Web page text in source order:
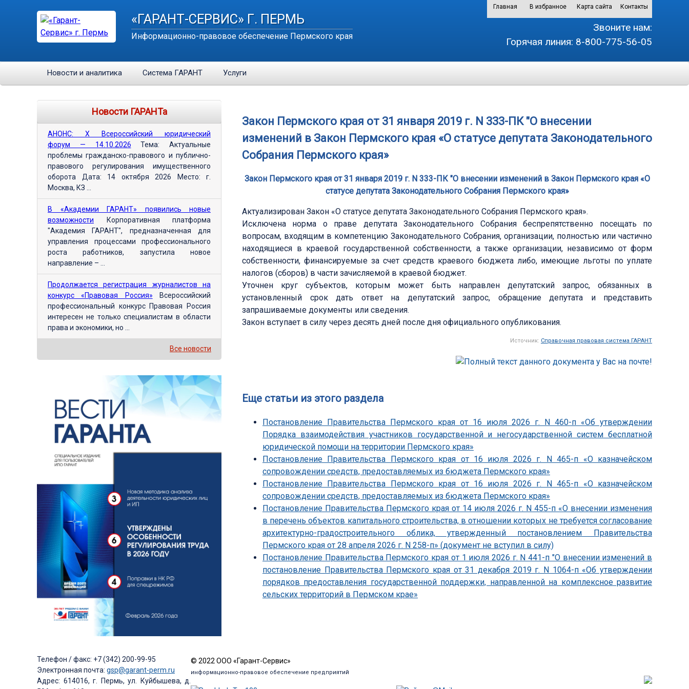
«ГАРАНТ-СЕРВИС» Г. ПЕРМЬ
Информационно-правовое обеспечение Пермского края
Главная В избранное Карта сайта Контакты
Звоните нам:
Горячая линия: 8-800-775-56-05
Новости и аналитика Система ГАРАНТ Услуги
Закон Пермского края от 31 января 2019 г. N 333-ПК "О внесении
изменений в Закон Пермского края «О статусе депутата Законодательного
Собрания Пермского края»
Закон Пермского края от 31 января 2019 г. N 333-ПК "О внесении изменений в Закон Пермского края «О
статусе депутата Законодательного Собрания Пермского края»
Актуализирован Закон «О статусе депутата Законодательного Собрания Пермского края».
Исключена норма о праве депутата Законодательного Собрания беспрепятственно посещать по
вопросам, входящим в компетенцию Законодательного Собрания, организации, полностью или частично
находящиеся в краевой государственной собственности, а также организации, независимо от форм
собственности, финансируемые за счет средств краевого бюджета либо, имеющие льготы по уплате
налогов (сборов) в части зачисляемой в краевой бюджет.
Уточнен круг субъектов, которым может быть направлен депутатский запрос, обязанных в
установленный срок дать ответ на депутатский запрос, обращение депутата и представить
запрашиваемые документы или сведения.
Закон вступает в силу через десять дней после дня официального опубликования.
Источник: Справочная правовая система ГАРАНТ
Еще статьи из этого раздела
Постановление Правительства Пермского края от 16 июля 2026 г. N 460-п «Об утверждении
Порядка взаимодействия участников государственной и негосударственной систем бесплатной
юридической помощи на территории Пермского края»
Постановление Правительства Пермского края от 16 июля 2026 г. N 465-п «О казначейском
сопровождении средств, предоставляемых из бюджета Пермского края»
Постановление Правительства Пермского края от 16 июля 2026 г. N 465-п «О казначейском
сопровождении средств, предоставляемых из бюджета Пермского края»
Постановление Правительства Пермского края от 14 июля 2026 г. N 455-п «О внесении изменения
в перечень объектов капитального строительства, в отношении которых не требуется согласование
архитектурно-градостроительного облика, утвержденный постановлением Правительства
Пермского края от 28 апреля 2026 г. N 258-п» (документ не вступил в силу)
Постановление Правительства Пермского края от 1 июля 2026 г. N 441-п "О внесении изменений в
постановление Правительства Пермского края от 31 декабря 2019 г. N 1064-п «Об утверждении
порядков предоставления государственной поддержки, направленной на комплексное развитие
сельских территорий в Пермском крае»
Новости ГАРАНТа
АНОНС: Х Всероссийский юридический
форум — 14.10.2026 Тема: Актуальные
проблемы гражданско-правового и публично-
правового регулирования имущественного
оборота Дата: 14 октября 2026 Место: г.
Москва, КЗ ...
В «Академии ГАРАНТ» появились новые
возможности Корпоративная платформа
"Академия ГАРАНТ", предназначенная для
управления процессами профессионального
роста работников, запустила новое
направление – ...
Продолжается регистрация журналистов на
конкурс «Правовая Россия» Всероссийский
профессиональный конкурс Правовая Россия
интересен не только специалистам в области
права и экономики, но ...
Все новости
Телефон / факс: +7 (342) 200-99-95
Электронная почта: gsp@garant-perm.ru
Адрес: 614016, г. Пермь, ул. Куйбышева, д.
© 2022 ООО «Гарант-Сервис»
информационно-правовое обеспечение предприятий